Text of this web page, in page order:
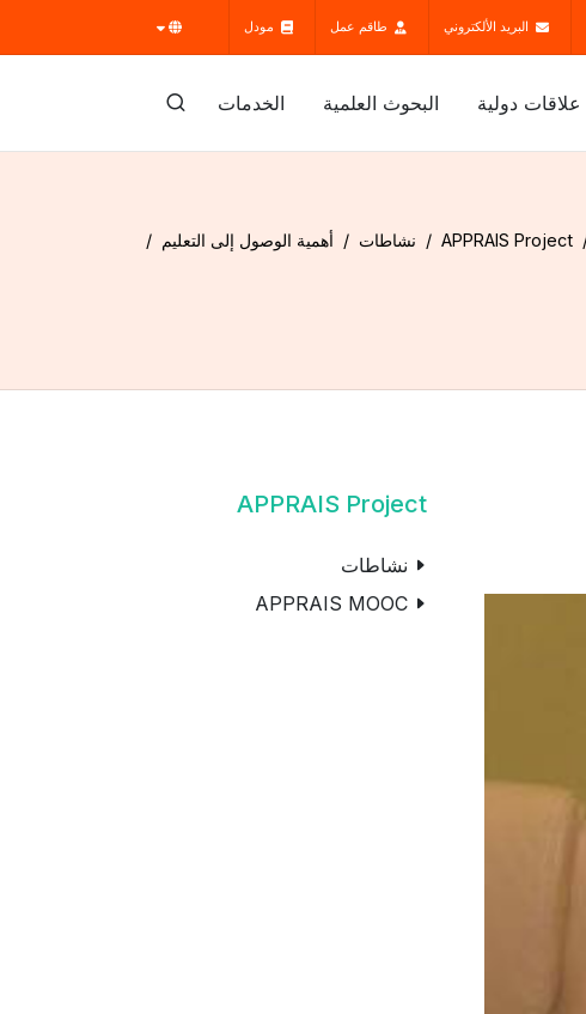
البريد الألكتروني طاقم عمل مودل
علاقات دولية البحوث العلمية الخدمات
APPRAIS Project نشاطات أهمية الوصول إلى التعليم
APPRAIS Project
نشاطات
APPRAIS MOOC